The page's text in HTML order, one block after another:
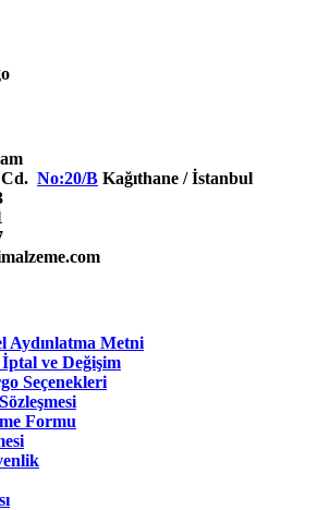
No:20/B Kağıthane / İstanbul
Aydınlatma Metni
ve Değişim
Seçenekleri
Formu